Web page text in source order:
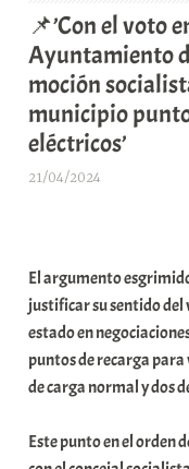
📌’Con el voto
Ayuntamiento
moción
municipio
eléctricos’
21/04/2024
a
r
E
r
r
o
El argumento
justificar su sentido del
estado en
puntos de recarga
de carga normal y dos
Este punto en el orden